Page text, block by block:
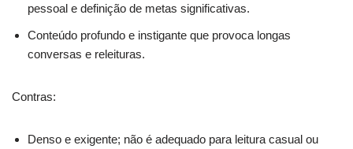
pessoal e definição de metas significativas.
Conteúdo profundo e instigante que provoca longas
conversas e releituras.
Contras:
Denso e exigente; não é adequado para leitura casual ou